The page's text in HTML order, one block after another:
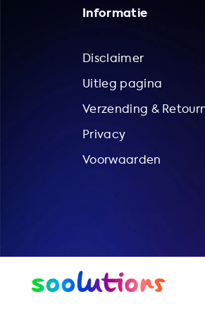
Informatie
Disclaimer
Uitleg pagina
Verzending &
Privacy
Voorwaarden